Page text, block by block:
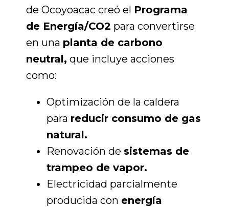
de Ocoyoacac creó el Programa
de Energía/CO2 para convertirse
en una planta de carbono
neutral, que incluye acciones
como:
Optimización de la caldera
para reducir consumo de gas
natural.
Renovaciónde sistemas de
trampeo de vapor.
Electricidad parcialmente
producida con energía